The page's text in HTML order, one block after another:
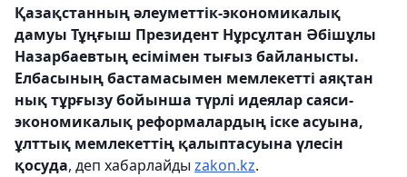
Қазақстанның әлеуметтік-экономикалық
дамуы Тұңғыш Президент Нұрсұлтан Әбішұлы
Назарбаевтың есімімен тығыз байланысты.
Елбасының бастамасымен мемлекетті аяқтан
нық тұрғызу бойынша түрлі идеялар саяси-
экономикалық реформалардың іске асуына,
ұлттық мемлекеттің қалыптасуына үлесін
қосуда, деп хабарлайды zakon.kz.